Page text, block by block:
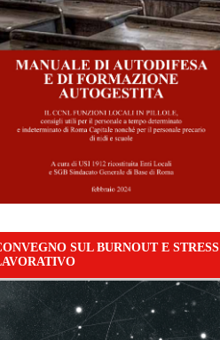
SUL BURNOUT E STRESS